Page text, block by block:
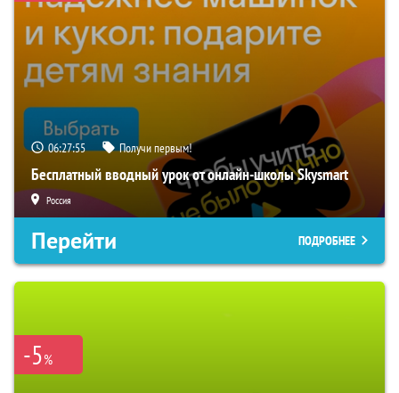
06:27:54 Получи первым!
Бесплатный вводный урок от онлайн-школы Skysmart
Россия
Перейти ПОДРОБНЕЕ
-5%